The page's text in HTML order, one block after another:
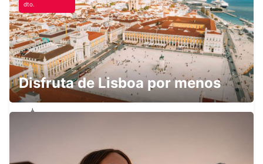
GANGNAM DOWNTOWN
SEOUL - KOREA(SOUTH)
dto.
Disfruta de Lisboa por menos